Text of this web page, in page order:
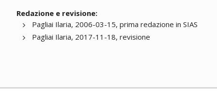
Redazione e revisione:
Pagliai Ilaria, 2006-03-15, prima redazione in SIAS
Pagliai Ilaria, 2017-11-18, revisione